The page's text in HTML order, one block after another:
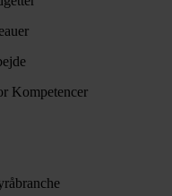
Kompetencer